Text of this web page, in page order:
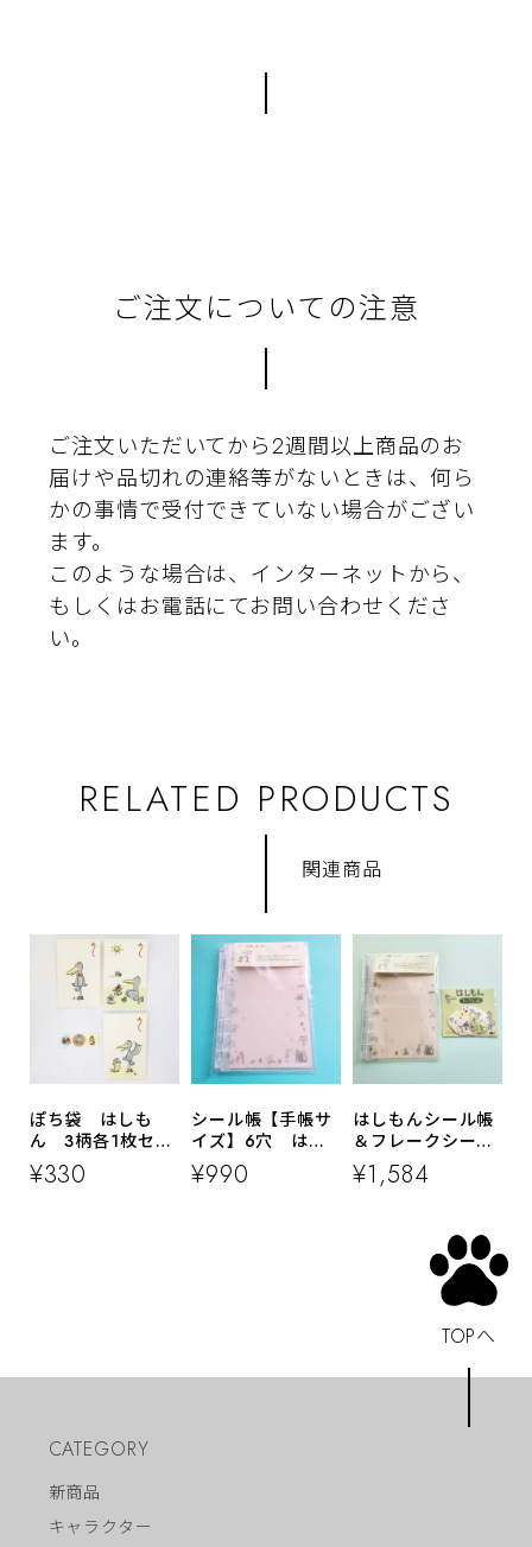
ご注文についての注意
ご注文いただいてから2週間以上商品のお
届けや品切れの連絡等がないときは、何ら
かの事情で受付できていない場合がござい
ます。
このような場合は、インターネットから、
もしくはお電話にてお問い合わせくださ
い。
RELATED PRODUCTS
関連商品
ぽち袋 はしも
ん 3柄各1枚セッ
ト
¥330
シール帳【手帳サ
イズ】6穴 はし
もん
¥990
はしもんシール帳
＆フレークシール
セット
¥1,584
CATEGORY
新商品
キャラクター
TOPへ